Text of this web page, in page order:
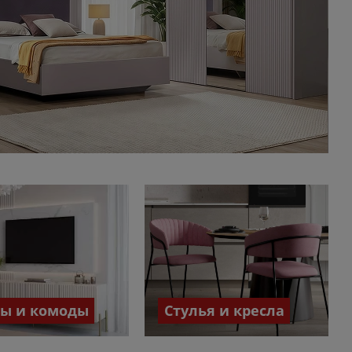
и комоды Стулья и кресла